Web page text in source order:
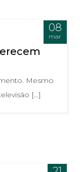
08
mar
Mesmo
[…]